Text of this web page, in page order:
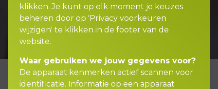
klikken. Je kunt op elk moment je keuzes
beheren door op 'Privacy voorkeuren
wijzigen' te klikken in de footer van de
website.
Waar gebruiken we jouw gegevens voor?
De apparaat kenmerken actief scannen voor
identificatie. Informatie op een apparaat